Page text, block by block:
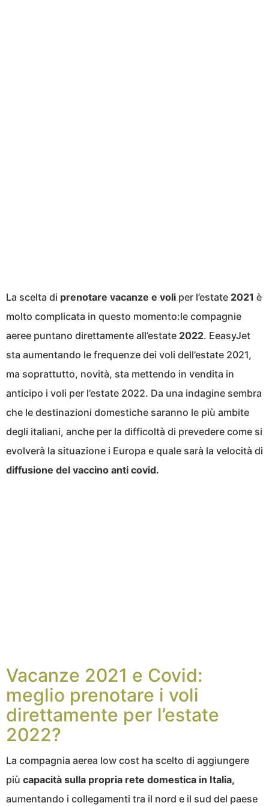
La scelta di prenotare vacanze e voli per l’estate 2021 è
molto complicata in questo momento:le compagnie
aeree puntano direttamente all’estate 2022. EeasyJet
sta aumentando le frequenze dei voli dell’estate 2021,
ma soprattutto, novità, sta mettendo in vendita in
anticipo i voli per l’estate 2022. Da una indagine sembra
che le destinazioni domestiche saranno le più ambite
degli italiani, anche per la difficoltà di prevedere come si
evolverà la situazione i Europa e quale sarà la velocità di
diffusione del vaccino anti covid.
Vacanze 2021 e Covid:
meglio prenotare i voli
direttamente per l’estate
2022?
La compagnia aerea low cost ha scelto di aggiungere
più capacità sulla propria rete domestica in Italia,
aumentando i collegamenti tra il nord e il sud del paese